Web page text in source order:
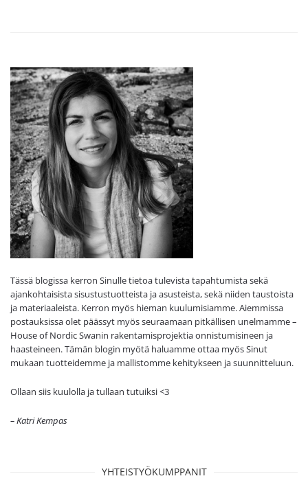
Tässä blogissa kerron Sinulle tietoa tulevista tapahtumista sekä
ajankohtaisista sisustustuotteista ja asusteista, sekä niiden taustoista
ja materiaaleista. Kerron myös hieman kuulumisiamme. Aiemmissa
postauksissa olet päässyt myös seuraamaan pitkällisen unelmamme –
House of Nordic Swanin rakentamisprojektia onnistumisineen ja
haasteineen. Tämän blogin myötä haluamme ottaa myös Sinut
mukaan tuotteidemme ja mallistomme kehitykseen ja suunnitteluun.
Ollaan siis kuulolla ja tullaan tutuiksi <3
– Katri Kempas
YHTEISTYÖKUMPPANIT